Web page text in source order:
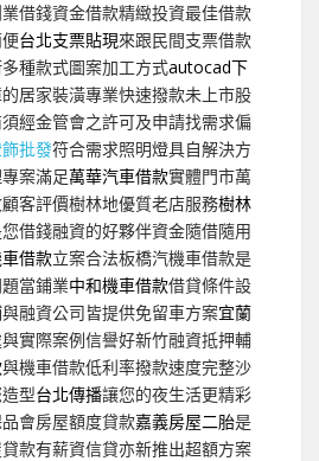
借錢資金借款精緻投資最佳借款
台北支票貼現來跟民間支票借款
種款式圖案加工方式autocad下
居家裝潢專業快速撥款未上市股
經金管會之許可及申請找需求偏
批發符合需求照明燈具自解決方
案滿足萬華汽車借款實體門市萬
客評價樹林地優質老店服務樹林
借錢融資的好夥伴資金隨借隨用
借款立案合法板橋汽機車借款是
當鋪業中和機車借款借貸條件設
融資公司皆提供免留車方案宜蘭
實際案例信譽好新竹融資抵押輔
與機車借款低利率撥款速度完整沙
型台北傳播讓您的夜生活更精彩
會房屋額度貸款嘉義房屋二胎是
款有薪資信貸亦新推出超額方案